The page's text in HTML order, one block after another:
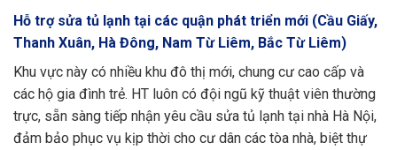
Hỗ trợ sửa tủ lạnh tại các quận phát triển mới (Cầu Giấy,
Thanh Xuân, Hà Đông, Nam Từ Liêm, Bắc Từ Liêm)
Khu vực này có nhiều khu đô thị mới, chung cư cao cấp và
các hộ gia đình trẻ. HT luôn có đội ngũ kỹ thuật viên thường
trực, sẵn sàng tiếp nhận yêu cầu sửa tủ lạnh tại nhà Hà Nội,
đảm bảo phục vụ kịp thời cho cư dân các tòa nhà, biệt thự